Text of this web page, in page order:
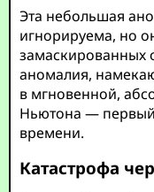
Эта небольшая
игнорируема, но
замаскированных
аномалия,
в мгновенной,
Ньютона —
времени.
Катастрофа